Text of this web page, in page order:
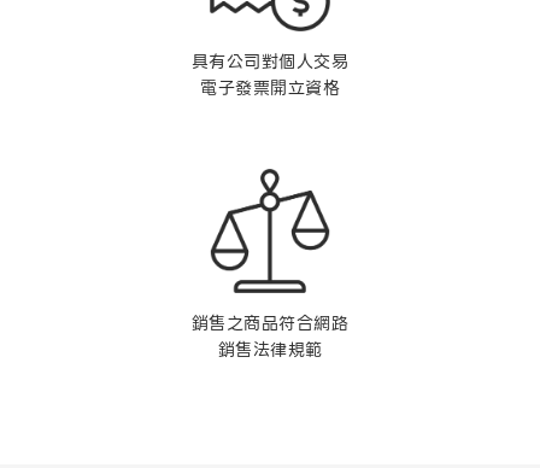
具有公司對個人交易
電子發票開立資格
銷售之商品符合網路
銷售法律規範